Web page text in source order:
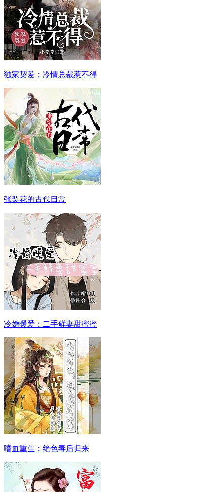
独家契爱：冷情总裁惹不得
张梨花的古代日常
冷婚暖爱：二手鲜妻甜蜜蜜
嗜血重生：绝色毒后归来